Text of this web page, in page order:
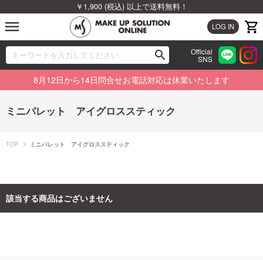
￥1,900 (税込) 以上で送料無料！
LOG IN
menu
search
00
Official
SNS
ブランドから探す
カテゴリから探す
特集から探す
ビューティジャーナルから探す
8月12日から14日問合せお電話対応は休業いたします
ミニパレット アイグロススティック
TOP ミニパレット アイグロススティック
該当する商品はございません